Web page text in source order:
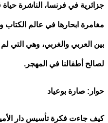
في فرنسا، الناشرة حياة
ابحارها في عالم الكتاب
العربي والغربي، وهي التي لم
أطفالنا في المهجر.
صارة بوعياد
جاءت فكرة تأسيس دار الأمير